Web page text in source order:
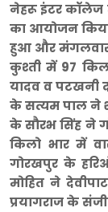
नेहरू इंटर कॉलेज
का आयोजन
हुआ और मंगलवार
कुश्ती में 97
यादव व पटखनी
के सत्यम पाल ने
के सौरभ सिंह ने
किलो भार में
गोरखपुर के
मोहित ने
प्रयागराज के